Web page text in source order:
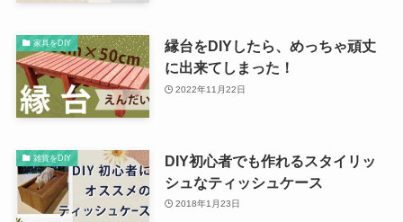
家具をDIY
縁台をDIYしたら、めっちゃ頑丈
に出来てしまった！
2022年11月22日
雑貨をDIY
DIY初心者でも作れるスタイリッ
シュなティッシュケース
2018年1月23日